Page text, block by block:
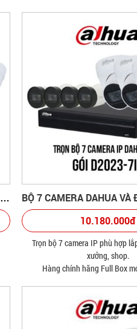
BỘ 8 CAMERA DAHUA VÀ ĐẦU GHI HÌNH
10.180.000đ
Trọn bộ 7 camera IP phù hợp
xưởng, shop.
Hàng chính hãng Full Box